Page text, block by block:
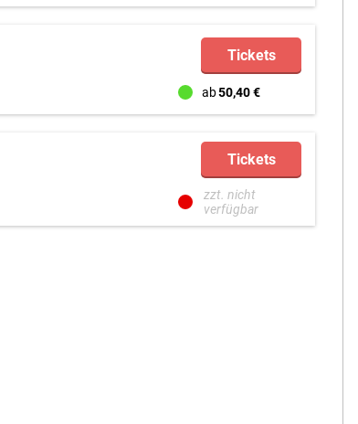
ab50,40 €
Tickets
zzt. nicht
verfügbar
Tickets